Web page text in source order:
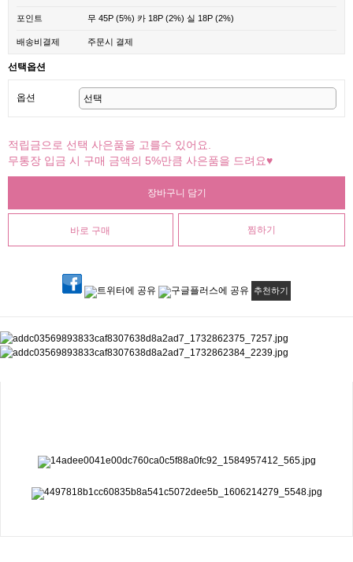
포인트 무 45P (5%) 카 18P (2%) 실 18P (2%)
배송비결제 주문시 결제
선택옵션
옵션
적립금으로 선택 사은품을 고를수 있어요.
무통장 입금 시 구매 금액의 5%만큼 사은품을 드려요♥
찜하기
추천하기